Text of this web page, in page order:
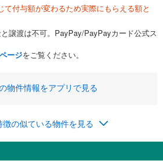
1億3,480万円
かけられる金額を入力してくださ
の2割までが目安です。
万円
）を入力してください。
金融機関によって異なります。
て付与額が変わるため実際にもらえる額と
譲渡は不可。PayPay/PayPayカード公式ス
ージをご覧ください。
物件情報をアプリで見る
徴の似ている物件を見る